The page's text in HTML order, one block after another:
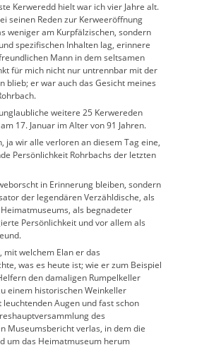
Kerweredd hielt war ich vier Jahre alt.
seinen Reden zur Kerweeröffnung
weniger am Kurpfälzischen, sondern
spezifischen Inhalten lag, erinnere
Mann in dem seltsamen
für mich nicht nur untrennbar mit der
blieb; er war auch das Gesicht meines
weitere 25 Kerwereden
17. Januar im Alter von 91 Jahren.
ja wir alle verloren an diesem Tag eine,
Persönlichkeit Rohrbachs der letzten
in Erinnerung bleiben, sondern
der legendären Verzähldische, als
als begnadeter
Persönlichkeit und vor allem als
mit welchem Elan er das
was es heute ist; wie er zum Beispiel
den damaligen Rumpelkeller
einem historischen Weinkeller
Augen und fast schon
des
Museumsbericht verlas, in dem die
um das Heimatmuseum herum